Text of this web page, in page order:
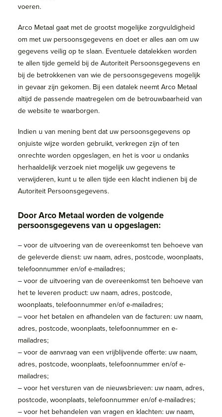
voeren.
Arco Metaal gaat met de grootst mogelijke zorgvuldigheid
om met uw persoonsgegevens en doet er alles aan om uw
gegevens veilig op te slaan. Eventuele datalekken worden
te allen tijde gemeld bij de Autoriteit Persoonsgegevens en
bij de betrokkenen van wie de persoonsgegevens mogelijk
in gevaar zijn gekomen. Bij een datalek neemt Arco Metaal
altijd de passende maatregelen om de betrouwbaarheid van
de website te waarborgen.
​Indien u van mening bent dat uw persoonsgegevens op
onjuiste wijze worden gebruikt, verkregen zijn of ten
onrechte worden opgeslagen, en het is voor u ondanks
herhaaldelijk verzoek niet mogelijk uw gegevens te
verwijderen, kunt u te allen tijde een klacht indienen bij de
Autoriteit Persoonsgegevens.
​Door Arco Metaal worden de volgende
persoonsgegevens van u opgeslagen:
– voor de uitvoering van de overeenkomst ten behoeve van
de geleverde dienst: uw naam, adres, postcode, woonplaats,
telefoonnummer en/of e-mailadres;
– voor de uitvoering van de overeenkomst ten behoeve van
het te leveren product: uw naam, adres, postcode,
woonplaats, telefoonnummer en/of e-mailadres;
– voor het betalen en afhandelen van de facturen: uw naam,
adres, postcode, woonplaats, telefoonnummer en e-
mailadres;
– voor de aanvraag van een vrijblijvende offerte: uw naam,
adres, postcode, woonplaats, telefoonnummer en/of e-
mailadres;
– voor het versturen van de nieuwsbrieven: uw naam, adres,
postcode, woonplaats, telefoonnummer en/of e-mailadres;
– voor het behandelen van vragen en klachten: uw naam,